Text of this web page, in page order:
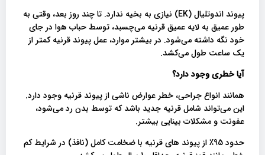
پیوند اندوتلیال (EK) نیازی به بخیه ندارد. تا چند روز بعد، وقتی به
طور عمیق به لایه عمیق قرنیه می‌چسبد، توسط حباب هوا در جای
خود نگه داشته می‌شود. در بیشتر موارد، عمل پیوند قرنیه کمتر از
یک ساعت طول می‌کشد.
آیا خطری وجود دارد؟
همانند انواع جراحی، خطر عوارض ناشی از پیوند قرنیه وجود دارد.
این می‌تواند شامل قرنیه جدید باشد که توسط بدن رد می‌شود،
عفونت و مشکلات بینایی بیشتر.
حدود 95٪ از پیوند های قرنیه با ضخامت کامل (نافذ) در شرایط کم